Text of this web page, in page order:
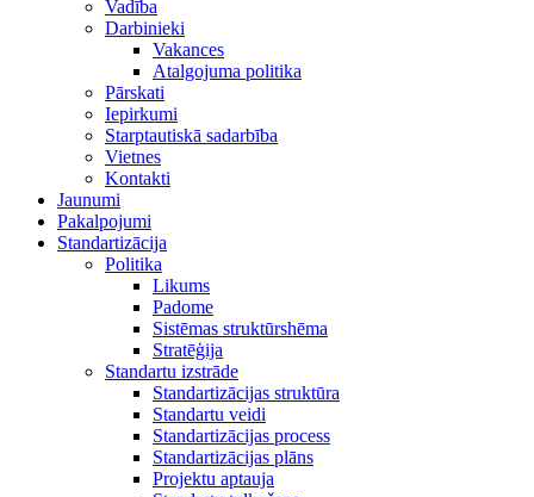
Vadība
Darbinieki
Vakances
Atalgojuma politika
Pārskati
Iepirkumi
Starptautiskā sadarbība
Vietnes
Kontakti
Jaunumi
Pakalpojumi
Standartizācija
Politika
Likums
Padome
Sistēmas struktūrshēma
Stratēģija
Standartu izstrāde
Standartizācijas struktūra
Standartu veidi
Standartizācijas process
Standartizācijas plāns
Projektu aptauja